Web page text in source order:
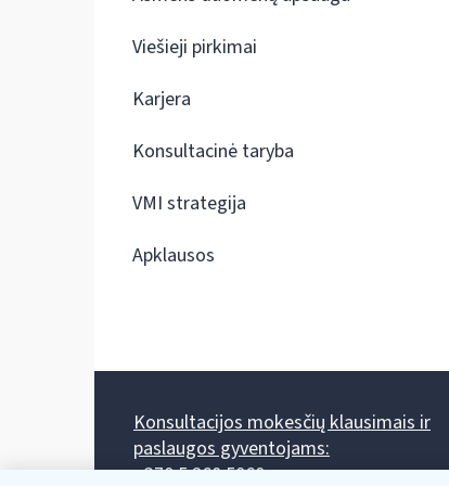
Viešieji pirkimai
Karjera
Konsultacinė taryba
VMI strategija
Apklausos
Konsultacijos mokesčių klausimais ir
paslaugos gyventojams:
+370 5 260 5060